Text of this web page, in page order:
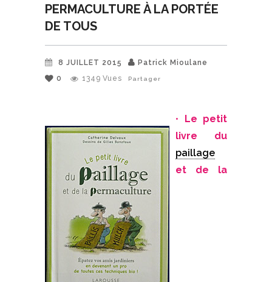
PERMACULTURE À LA PORTÉE
DE TOUS
8 JUILLET 2015
Patrick Mioulane
0
1349 Vues Partager
• Le petit
livre du
paillage
et de la